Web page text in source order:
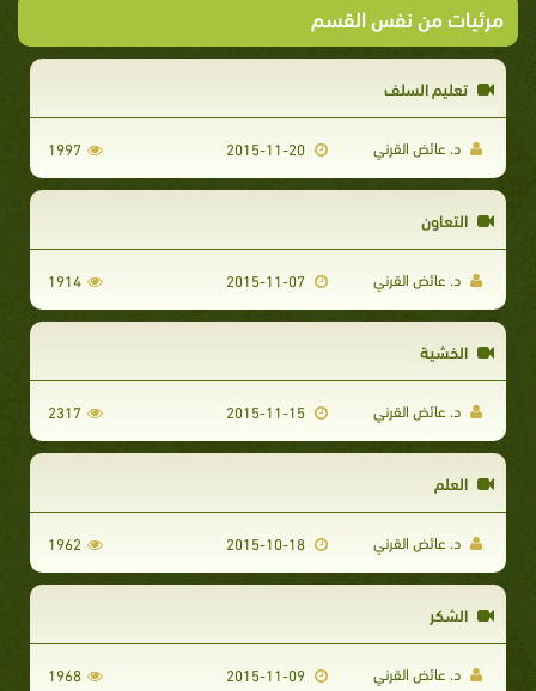
مرئيات من نفس القسم
تعليم السلف
د. عائض القرني 1997
التعاون
د. عائض القرني 1914
الخشية
د. عائض القرني 2317
العلم
د. عائض القرني 1962
الشكر
د. عائض القرني 1968